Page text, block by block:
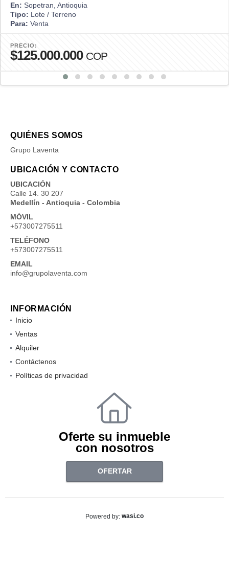
En: Sopetran, Antioquia
Tipo: Lote / Terreno
Para: Venta
PRECIO:
$125.000.000 COP
QUIÉNES SOMOS
Grupo Laventa
UBICACIÓN Y CONTACTO
UBICACIÓN
Calle 14. 30 207
Medellín - Antioquia - Colombia
MÓVIL
+573007275511
TELÉFONO
+573007275511
EMAIL
info@grupolaventa.com
INFORMACIÓN
Inicio
Ventas
Alquiler
Contáctenos
Políticas de privacidad
Oferte su inmueble
con nosotros
OFERTAR
Powered by: wasi.co